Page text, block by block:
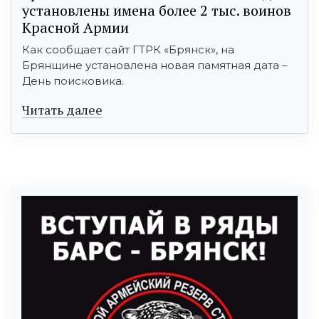
установлены имена более 2 тыс. воинов
Красной Армии
Как сообщает сайт ГТРК «Брянск», на
Брянщине установлена новая памятная дата –
День поисковика.
Читать далее